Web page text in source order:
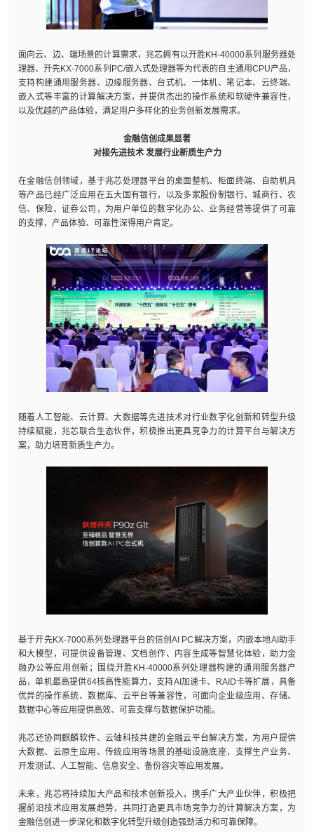
面向云、边、端场景的计算需求，兆芯拥有以开胜KH-40000系列服务器处
理器、开先KX-7000系列PC/嵌入式处理器等为代表的自主通用CPU产品，
支持构建通用服务器、边缘服务器、台式机、一体机、笔记本、云终端、
嵌入式等丰富的计算解决方案，并提供杰出的操作系统和软硬件兼容性，
以及优越的产品体验，满足用户多样化的业务创新发展需求。
金融信创成果显著
对接先进技术 发展行业新质生产力
在金融信创领域，基于兆芯处理器平台的桌面整机、柜面终端、自助机具
等产品已经广泛应用在五大国有银行，以及多家股份制银行、城商行、农
信、保险、证券公司，为用户单位的数字化办公、业务经营等提供了可靠
的支撑，产品体验、可靠性深得用户肯定。
随着人工智能、云计算、大数据等先进技术对行业数字化创新和转型升级
持续赋能，兆芯联合生态伙伴，积极推出更具竞争力的计算平台与解决方
案，助力培育新质生产力。
基于开先KX-7000系列处理器平台的信创AI PC解决方案，内嵌本地AI助手
和大模型，可提供设备管理、文档创作、内容生成等智慧化体验，助力金
融办公等应用创新；围绕开胜KH-40000系列处理器构建的通用服务器产
品，单机最高提供64核高性能算力，支持AI加速卡、RAID卡等扩展，具备
优异的操作系统、数据库、云平台等兼容性，可面向企业级应用、存储、
数据中心等应用提供高效、可靠支撑与数据保护功能。
兆芯还协同麒麟软件、云轴科技共建的金融云平台解决方案，为用户提供
大数据、云原生应用、传统应用等场景的基础设施底座，支撑生产业务、
开发测试、人工智能、信息安全、备份容灾等应用发展。
未来，兆芯将持续加大产品和技术创新投入，携手广大产业伙伴，积极把
握前沿技术应用发展趋势，共同打造更具市场竞争力的计算解决方案，为
金融信创进一步深化和数字化转型升级创造强劲活力和可靠保障。